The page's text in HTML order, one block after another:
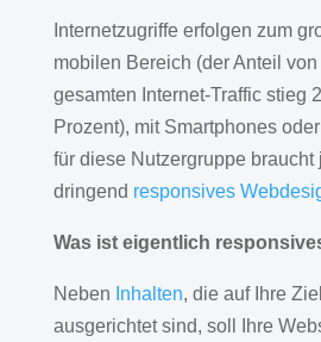
Internetzugriffe erfolgen zum
mobilen Bereich (der Anteil
gesamten Internet-Traffic stieg
Prozent), mit Smartphones
für diese Nutzergruppe braucht
dringend responsives
Was ist eigentlich
Neben Inhalten, die auf Ihre
ausgerichtet sind, soll Ihre